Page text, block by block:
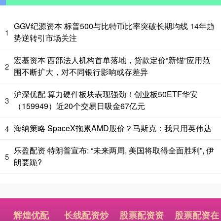
1
GGV纪源资本 标普500与比特币比率突破长期均线 14年趋
势逆转引市场关注
2
宏基资本 西部法人机构首单落地，贷款定价“新锚”应用范
围不断扩大，对不同银行影响或存差异
3
沪深优配 算力硬件板块表现强劲！创业板50ETF华安
（159949）近20个交易日吸金67亿元
4 海纳策略 SpaceX拖累AMD股价？马斯克：我只用英伟达
5
乐盈配资 特朗普宣布: “未来两周, 美国将取得全面胜利”, 伊
朗要跪?
辉煌优配 长线配资炒 股票配资资 股票配资在